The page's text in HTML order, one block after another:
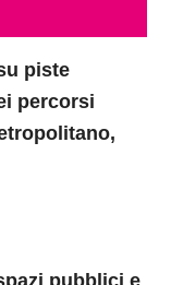
piste
percorsi
pubblici e